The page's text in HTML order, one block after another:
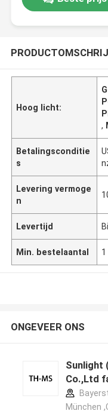
Hoog licht:
,
Betalingsconditie
s
Levering vermoge
n
Levertijd
Min. bestelaantal
ONGEVEER ONS
Sunlight
Co.,Ltd
München